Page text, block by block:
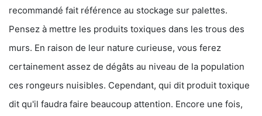
recommandé fait référence au stockage sur palettes.
Pensez à mettre les produits toxiques dans les trous des
murs. En raison de leur nature curieuse, vous ferez
certainement assez de dégâts au niveau de la population
ces rongeurs nuisibles. Cependant, qui dit produit toxique
dit qu'il faudra faire beaucoup attention. Encore une fois,